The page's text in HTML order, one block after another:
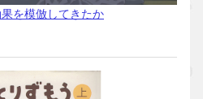
を模倣してきたか